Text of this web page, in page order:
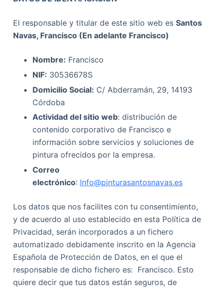
El responsable y titular de este sitio web es Santos
Navas, Francisco (En adelante Francisco)
Nombre: Francisco
NIF: 30536678S
Domicilio Social: C/ Abderramán, 29, 14193
Córdoba
Actividad del sitio web: distribución de
contenido corporativo de Francisco e
información sobre servicios y soluciones de
pintura ofrecidos por la empresa.
Correo
electrónico: Info@pinturasantosnavas.es
Los datos que nos facilites con tu consentimiento,
y de acuerdo al uso establecido en esta Política de
Privacidad, serán incorporados a un fichero
automatizado debidamente inscrito en la Agencia
Española de Protección de Datos, en el que el
responsable de dicho fichero es: Francisco. Esto
quiere decir que tus datos están seguros, de